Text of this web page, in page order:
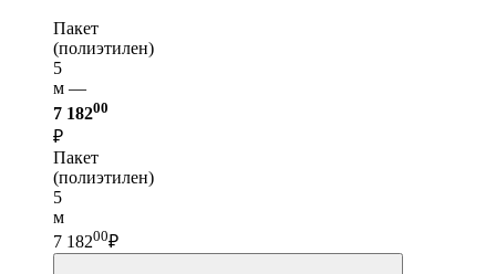
Пакет
(полиэтилен)
5
м —
7 18200
₽
Пакет
(полиэтилен)
5
м
7 18200₽